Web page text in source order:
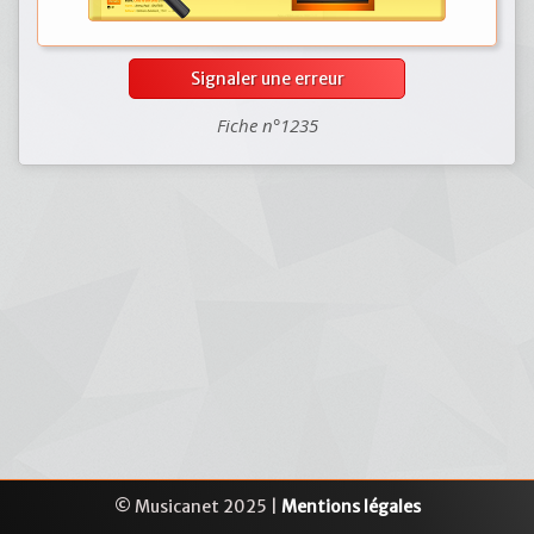
Signaler une erreur
Fiche n°1235
© Musicanet 2025 | Mentions légales